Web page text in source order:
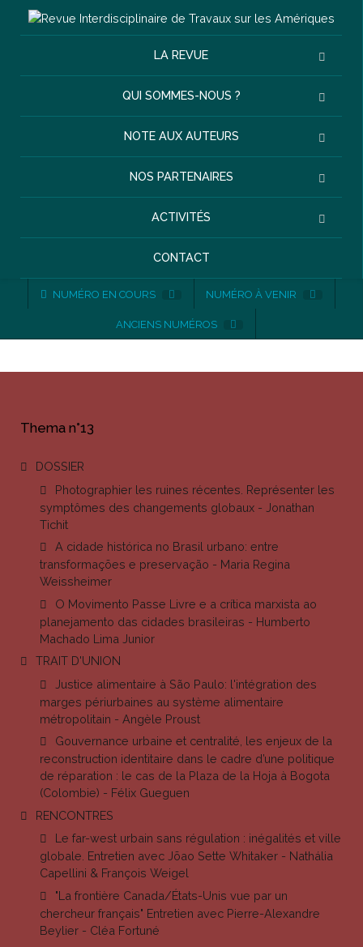
LA REVUE
QUI SOMMES-NOUS ?
NOTE AUX AUTEURS
NOS PARTENAIRES
ACTIVITÉS
CONTACT
NUMÉRO EN COURS NUMÉRO À VENIR
ANCIENS NUMÉROS
Thema n°13
DOSSIER
Photographier les ruines récentes. Représenter les
symptômes des changements globaux - Jonathan
Tichit
A cidade histórica no Brasil urbano: entre
transformações e preservação - Maria Regina
Weissheimer
O Movimento Passe Livre e a crítica marxista ao
planejamento das cidades brasileiras - Humberto
Machado Lima Junior
TRAIT D'UNION
Justice alimentaire à São Paulo: l'intégration des
marges périurbaines au système alimentaire
métropolitain - Angèle Proust
Gouvernance urbaine et centralité, les enjeux de la
reconstruction identitaire dans le cadre d’une politique
de réparation : le cas de la Plaza de la Hoja à Bogota
(Colombie) - Félix Gueguen
RENCONTRES
Le far-west urbain sans régulation : inégalités et ville
globale. Entretien avec Jõao Sette Whitaker - Nathália
Capellini & François Weigel
"La frontière Canada/États-Unis vue par un
chercheur français" Entretien avec Pierre-Alexandre
Beylier - Cléa Fortuné